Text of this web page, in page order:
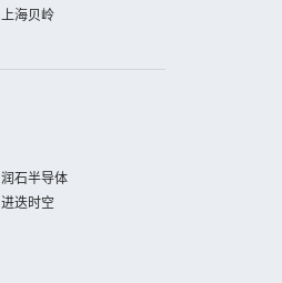
上海贝岭
润石半导体
进迭时空